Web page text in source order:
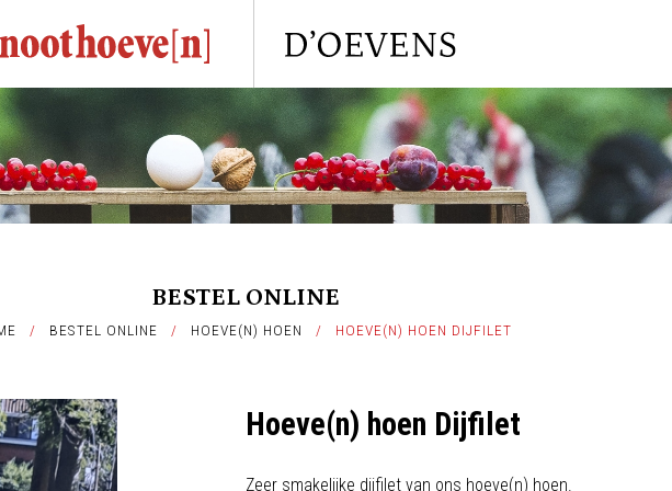
BESTEL ONLINE
/ BESTEL ONLINE / HOEVE(N) HOEN / HOEVE(N) HOEN DIJFILET
Hoeve(n) hoen Dijfilet
Zeer smakelijke dijfilet van ons hoeve(n) hoen.